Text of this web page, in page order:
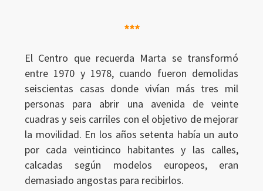
***
El Centro que recuerda Marta se transformó
entre 1970 y 1978, cuando fueron demolidas
seiscientas casas donde vivían más tres mil
personas para abrir una avenida de veinte
cuadras y seis carriles con el objetivo de mejorar
la movilidad. En los años setenta había un auto
por cada veinticinco habitantes y las calles,
calcadas según modelos europeos, eran
demasiado angostas para recibirlos.